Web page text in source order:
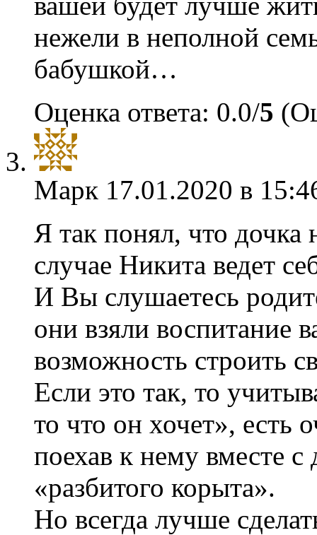
нежели в неполной
бабушкой…
Оценка ответа: 0.0/5
Марк 17.01.2020 в
Я так понял, что
случае Никита ведет
И Вы слушаетесь
они взяли воспитание
возможность строить
Если это так, то
то что он хочет», есть
поехав к нему вместе
«разбитого корыта».
Но всегда лучше